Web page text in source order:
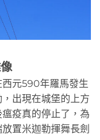
元590年羅馬發生
出現在城堡的上方
疫真的停止了，為
置米迦勒揮舞長劍